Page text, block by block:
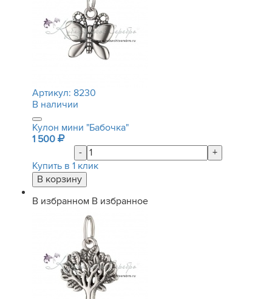
Артикул: 8230
В наличии
Кулон мини "Бабочка"
1 500
-
+
Купить в 1 клик
В избранном В избранное